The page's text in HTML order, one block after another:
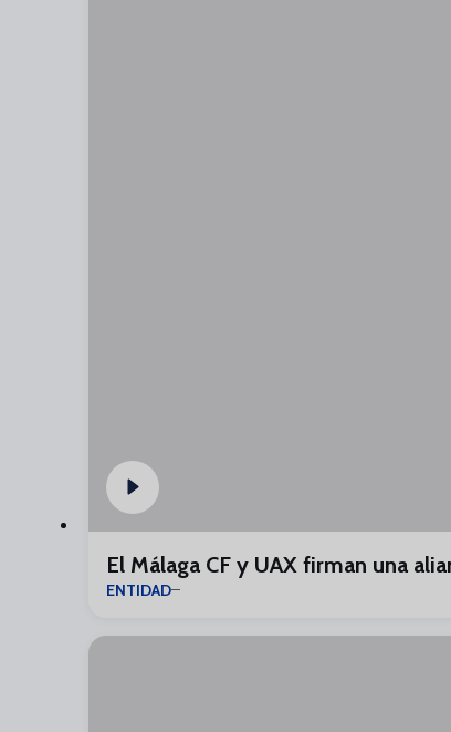
El Málaga CF y UAX firman una
ENTIDAD